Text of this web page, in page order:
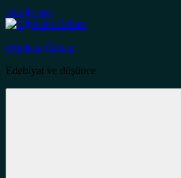
İçeriğe geç
Oğulcan Özkan
Edebiyat ve düşünce